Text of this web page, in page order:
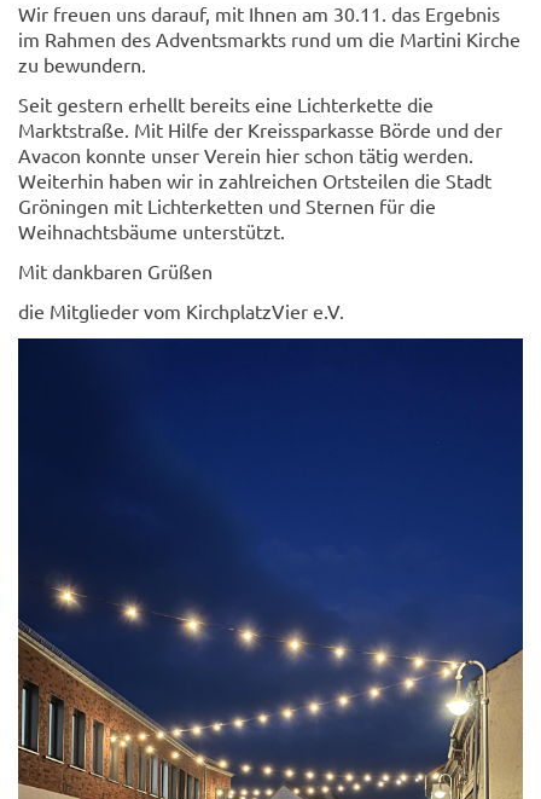
Wir freuen uns darauf, mit Ihnen am 30.11. das Ergebnis
im Rahmen des Adventsmarkts rund um die Martini Kirche
zu bewundern.
Seit gestern erhellt bereits eine Lichterkette die
Marktstraße. Mit Hilfe der Kreissparkasse Börde und der
Avacon konnte unser Verein hier schon tätig werden.
Weiterhin haben wir in zahlreichen Ortsteilen die Stadt
Gröningen mit Lichterketten und Sternen für die
Weihnachtsbäume unterstützt.
Mit dankbaren Grüßen
die Mitglieder vom KirchplatzVier e.V.